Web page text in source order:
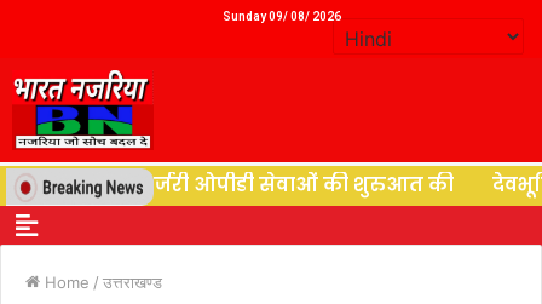
Sunday 09/ 08/ 2026
ने न्यूरोसर्जरी ओपीडी सेवाओं की शुरुआत की देवभूमि
Home / उत्तराखण्ड